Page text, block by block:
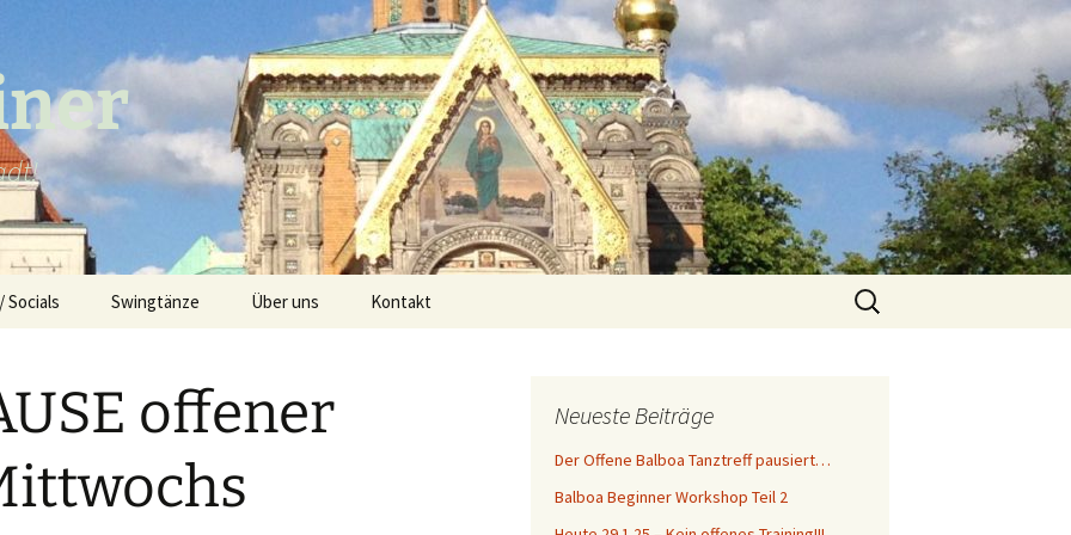
Socials Swingtänze
Slow Bal(boa)
Lindy Hop
Über uns Kontakt
Suchen
nach:
offener
Neueste Beiträge
Der Offene Balboa Tanztreff pausiert…
Balboa Beginner Workshop Teil 2